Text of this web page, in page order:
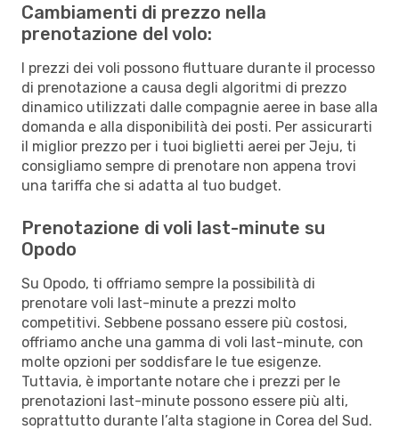
Cambiamenti di prezzo nella
prenotazione del volo:
I prezzi dei voli possono fluttuare durante il processo
di prenotazione a causa degli algoritmi di prezzo
dinamico utilizzati dalle compagnie aeree in base alla
domanda e alla disponibilità dei posti. Per assicurarti
il miglior prezzo per i tuoi biglietti aerei per Jeju, ti
consigliamo sempre di prenotare non appena trovi
una tariffa che si adatta al tuo budget.
Prenotazione di voli last-minute su
Opodo
Su Opodo, ti offriamo sempre la possibilità di
prenotare voli last-minute a prezzi molto
competitivi. Sebbene possano essere più costosi,
offriamo anche una gamma di voli last-minute, con
molte opzioni per soddisfare le tue esigenze.
Tuttavia, è importante notare che i prezzi per le
prenotazioni last-minute possono essere più alti,
soprattutto durante l’alta stagione in Corea del Sud.